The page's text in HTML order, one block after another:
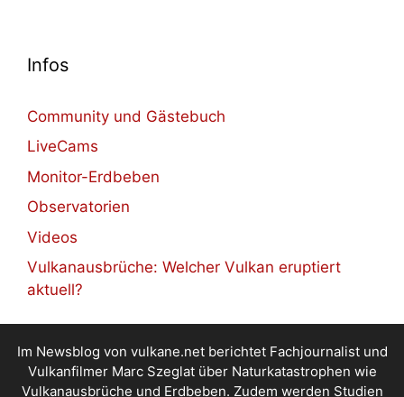
Infos
Community und Gästebuch
LiveCams
Monitor-Erdbeben
Observatorien
Videos
Vulkanausbrüche: Welcher Vulkan eruptiert
aktuell?
Im Newsblog von vulkane.net berichtet Fachjournalist und
Vulkanfilmer Marc Szeglat über Naturkatastrophen wie
Vulkanausbrüche und Erdbeben. Zudem werden Studien